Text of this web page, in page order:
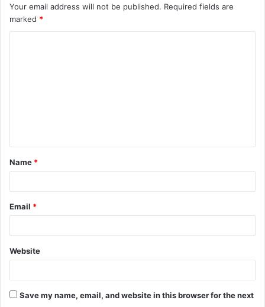
Your email address will not be published. Required fields are
marked *
t
*
Name *
Email *
Website
Save my name, email, and website in this browser for the next